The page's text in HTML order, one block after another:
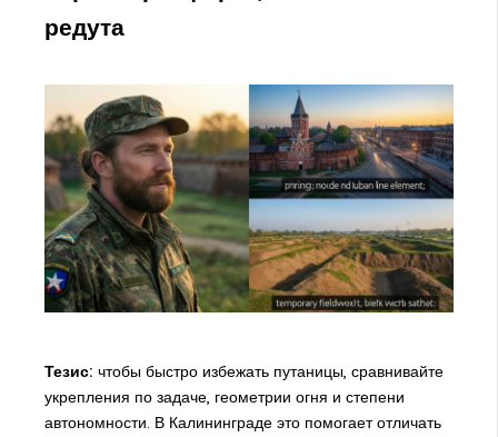
редута
Тезис: чтобы быстро избежать путаницы, сравнивайте
укрепления по задаче, геометрии огня и степени
автономности. В Калининграде это помогает отличать